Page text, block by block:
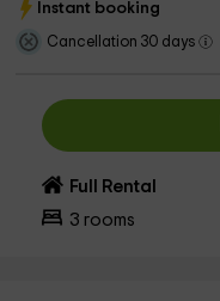
Instant booking
Cancellation 30 days
Full Rental
3 rooms